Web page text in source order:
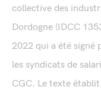
collective des
Dordogne (IDCC
2022 qui a été signé
les syndicats de
CGC. Le texte